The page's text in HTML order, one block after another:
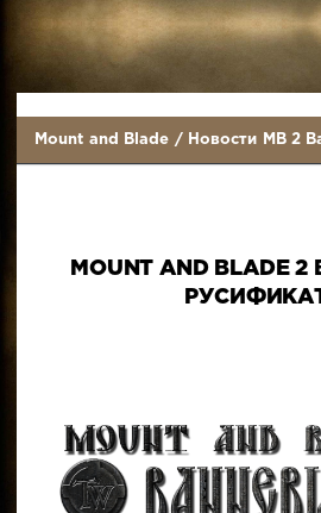
Mount and Blade / Новости MB 2
MOUNT AND BLADE 2